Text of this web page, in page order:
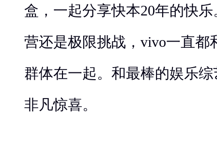
盒，一起分享快本20年的快
营还是极限挑战，vivo一直都
群体在一起。和最棒的娱乐
非凡惊喜。